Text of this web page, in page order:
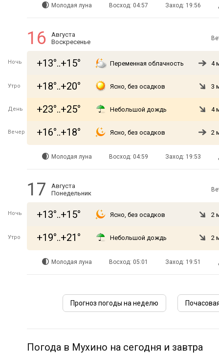
Молодая луна Восход: 04:57 Заход: 19:56
16
Августа
Воскресенье
Ночь +13°..+15° Переменная облачность 4
Утро +18°..+20° Ясно, без осадков 3
День +23°..+25° Небольшой дождь 4
Вечер +16°..+18° Ясно, без осадков 2
Молодая луна Восход: 04:59 Заход: 19:53
17
Августа
Понедельник
Ночь +13°..+15° Ясно, без осадков 2
Утро +19°..+21° Небольшой дождь 2
Молодая луна Восход: 05:01 Заход: 19:51
Прогноз погоды на неделю
Погода в Мухино на сегодня и завтра